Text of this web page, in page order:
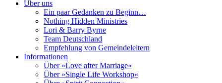
Über uns
Ein paar Gedanken zu Beginn…
Nothing Hidden Ministries
Lori & Barry Byrne
Team Deutschland
Empfehlung von Gemeindeleitern
Informationen
Über »Love after Marriage«
Über »Single Life Workshop«